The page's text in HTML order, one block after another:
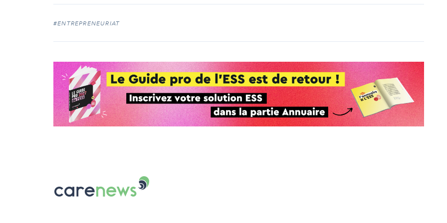
#ENTREPRENEURIAT
Le